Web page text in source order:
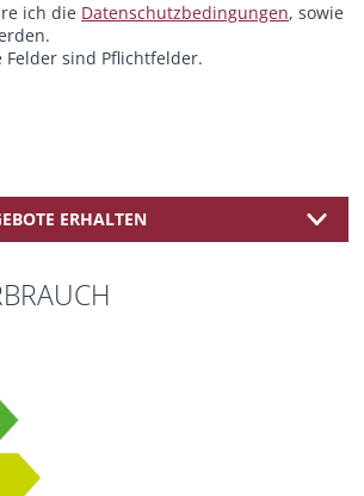
ich die Datenschutzbedingungen, sowie
sind Pflichtfelder.
ERHALTEN